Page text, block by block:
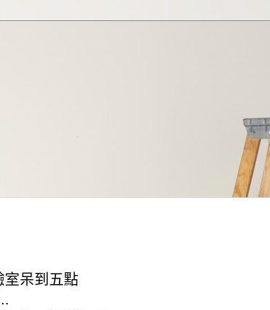
室呆到五點